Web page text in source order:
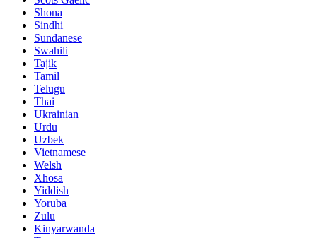
Shona
Sindhi
Sundanese
Swahili
Tajik
Tamil
Telugu
Thai
Ukrainian
Urdu
Uzbek
Vietnamese
Welsh
Xhosa
Yiddish
Yoruba
Zulu
Kinyarwanda